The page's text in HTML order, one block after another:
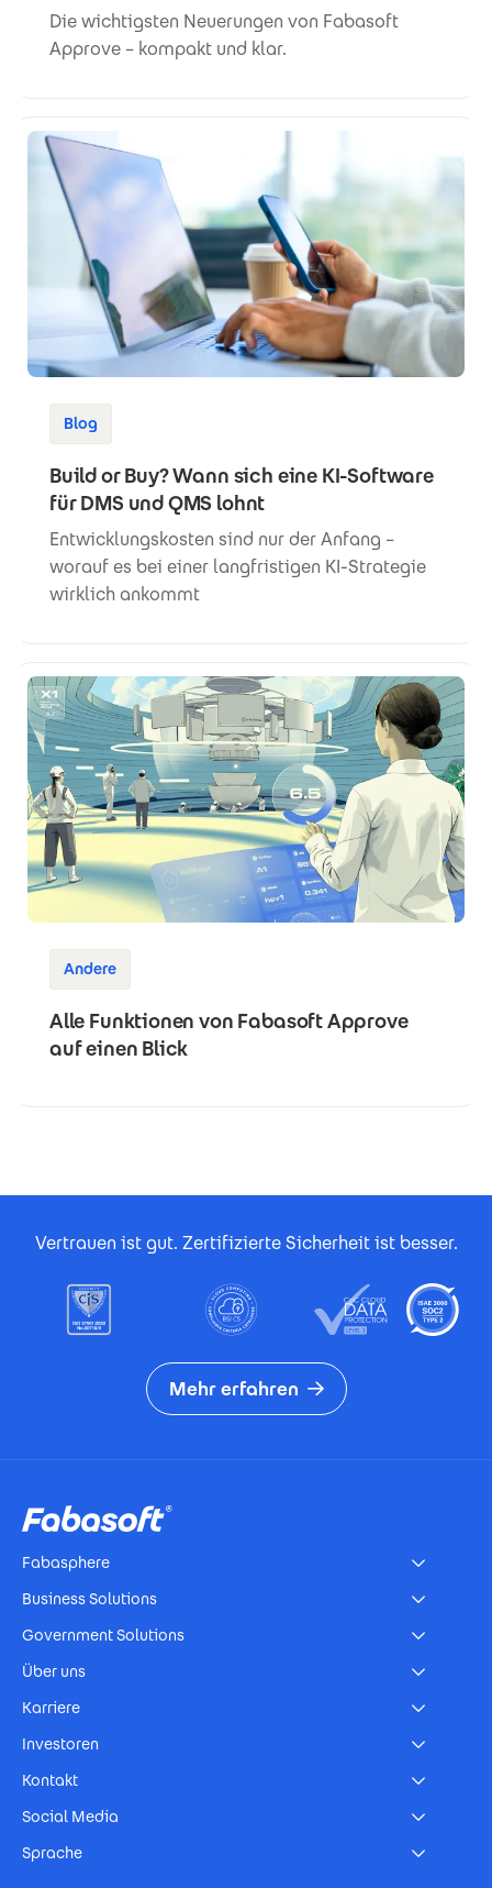
Die wichtigsten Neuerungen von Fabasoft
Approve – kompakt und klar.
Blog
Build or Buy? Wann sich eine KI-Software
für DMS und QMS lohnt
Entwicklungskosten sind nur der Anfang –
worauf es bei einer langfristigen KI-Strategie
wirklich ankommt
Andere
Alle Funktionen von Fabasoft Approve
auf einen Blick
Vertrauen ist gut. Zertifizierte Sicherheit ist besser.
Mehr erfahren
Fabasphere
Business Solutions
Government Solutions
Über uns
Karriere
Investoren
Kontakt
Social Media
Sprache